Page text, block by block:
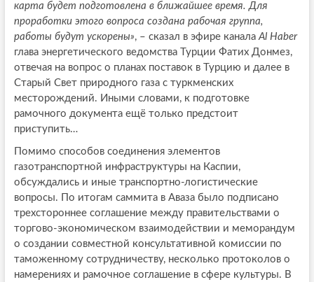
карта будет подготовлена в ближайшее время. Для
проработки этого вопроса создана рабочая группа,
работы будут ускорены», – сказал в эфире каналаAl Haber
глава энергетического ведомства Турции Фатих Донмез,
отвечая на вопрос о планах поставок в Турцию и далее в
Старый Свет природного газа с туркменских
месторождений. Иными словами, к подготовке
рамочного документа ещё только предстоит
приступить…
Помимо способов соединения элементов
газотранспортной инфраструктуры на Каспии,
обсуждались и иные транспортно-логистические
вопросы. По итогам саммита в Аваза было подписано
трехстороннее соглашение между правительствами о
торгово-экономическом взаимодействии и меморандум
о создании совместной консультативной комиссии по
таможенному сотрудничеству, несколько протоколов о
намерениях и рамочное соглашение в сфере культуры. В